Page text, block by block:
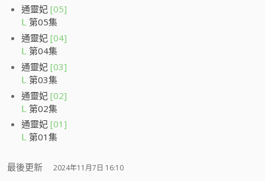
通靈妃 [05]
L 第05集
通靈妃 [04]
L 第04集
通靈妃 [03]
L 第03集
通靈妃 [02]
L 第02集
通靈妃 [01]
L 第01集
最後更新 2024年11月7日 16:10